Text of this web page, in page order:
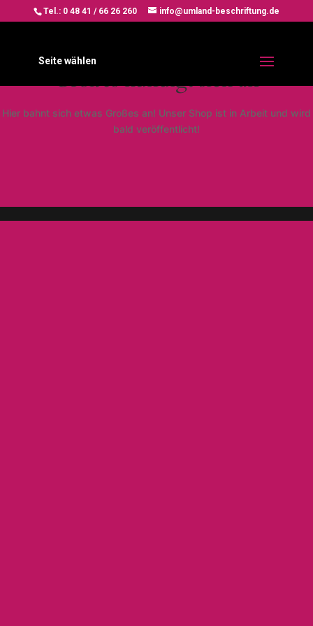
Tel.: 0 48 41 / 66 26 260 info@umland-beschriftung.de
Seite wählen
Großes kündigt sich an
Hier bahnt sich etwas Großes an! Unser Shop ist in Arbeit und wird
bald veröffentlicht!